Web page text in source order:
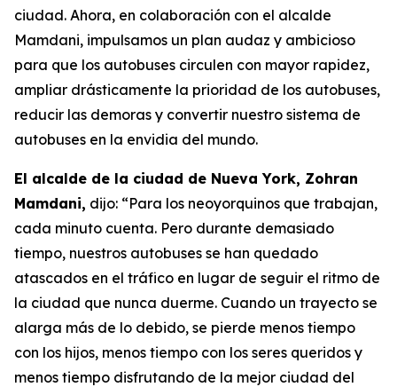
ciudad. Ahora, en colaboración con el alcalde
Mamdani, impulsamos un plan audaz y ambicioso
para que los autobuses circulen con mayor rapidez,
ampliar drásticamente la prioridad de los autobuses,
reducir las demoras y convertir nuestro sistema de
autobuses en la envidia del mundo.
El alcalde de la ciudad de Nueva York, Zohran
Mamdani, dijo: “Para los neoyorquinos que trabajan,
cada minuto cuenta. Pero durante demasiado
tiempo, nuestros autobuses se han quedado
atascados en el tráfico en lugar de seguir el ritmo de
la ciudad que nunca duerme. Cuando un trayecto se
alarga más de lo debido, se pierde menos tiempo
con los hijos, menos tiempo con los seres queridos y
menos tiempo disfrutando de la mejor ciudad del